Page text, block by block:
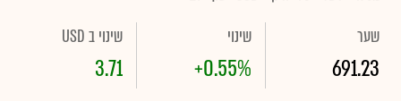
שער
691.23
שינוי
+0.55%
שינוי ב USD
3.71